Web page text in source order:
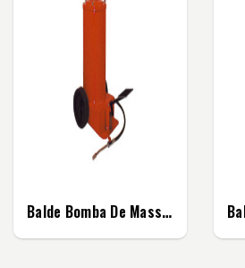
Balde Bomba De Massa C/ Pedal